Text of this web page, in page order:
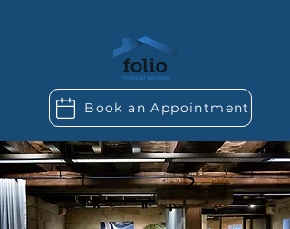
Book an Appointment